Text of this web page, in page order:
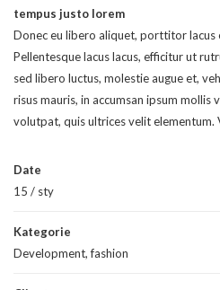
tempus justo lorem
Donec eu libero aliquet, porttitor lacus
Pellentesque lacus lacus, efficitur ut
sed libero luctus, molestie augue et,
risus mauris, in accumsan ipsum mollis
volutpat, quis ultrices velit elementum.
Date
15 / sty
Kategorie
Development,fashion